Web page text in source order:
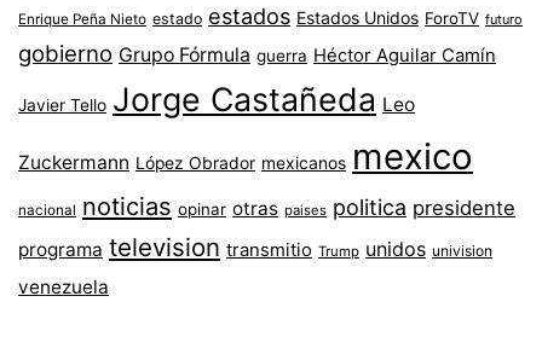
Enrique Peña Nieto estado estados Estados Unidos ForoTV futuro
gobierno Grupo Fórmula guerra Héctor Aguilar Camín
Javier Tello Jorge Castañeda Leo
Zuckermann López Obrador mexicanos mexico
nacional noticias opinar otras paises politica presidente
programa television transmitio Trump unidos univision
venezuela